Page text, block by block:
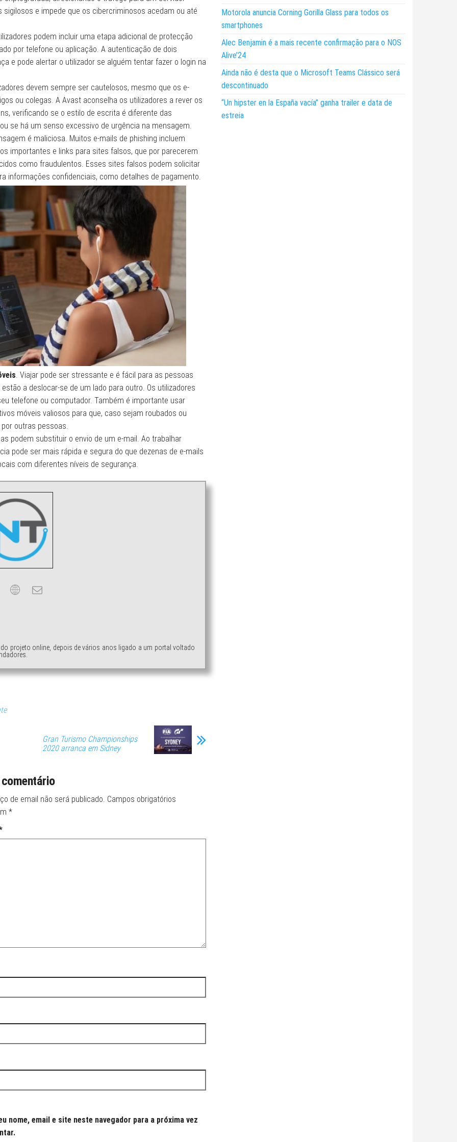
e impede que os cibercriminosos acedam ou até
podem incluir uma etapa adicional de protecção
por telefone ou aplicação. A autenticação de dois
e pode alertar o utilizador se alguém tentar fazer o login na
devem sempre ser cautelosos, mesmo que os e-
ou colegas. A Avast aconselha os utilizadores a rever os
verificando se o estilo de escrita é diferente das
se há um senso excessivo de urgência na mensagem.
é maliciosa. Muitos e-mails de phishing incluem
importantes e links para sites falsos, que por parecerem
como fraudulentos. Esses sites falsos podem solicitar
informações confidenciais, como detalhes de pagamento.
. Viajar pode ser stressante e é fácil para as pessoas
a deslocar-se de um lado para outro. Os utilizadores
telefone ou computador. Também é importante usar
móveis valiosos para que, caso sejam roubados ou
outras pessoas.
podem substituir o envio de um e-mail. Ao trabalhar
pode ser mais rápida e segura do que dezenas de e-mails
com diferentes níveis de segurança.
projeto online, depois de vários anos ligado a um portal voltado
Gran Turismo Championships
2020 arranca em Sidney
de email não será publicado. Campos obrigatórios
*
nome, email e site neste navegador para a próxima vez
Motorola anuncia Corning Gorilla Glass para todos os
smartphones
Alec Benjamin é a mais recente confirmação para o NOS
Alive’24
Ainda não é desta que o Microsoft Teams Clássico será
descontinuado
“Un hipster en la España vacía” ganha trailer e data de
estreia